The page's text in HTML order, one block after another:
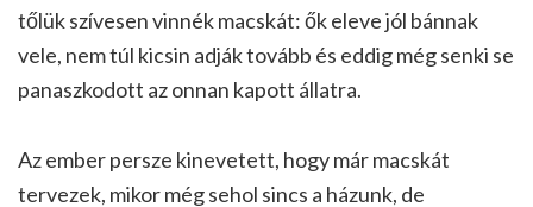
tőlük szívesen vinnék macskát: ők eleve jól bánnak
vele, nem túl kicsin adják tovább és eddig még senki se
panaszkodott az onnan kapott állatra.
Az ember persze kinevetett, hogy már macskát
tervezek, mikor még sehol sincs a házunk, de